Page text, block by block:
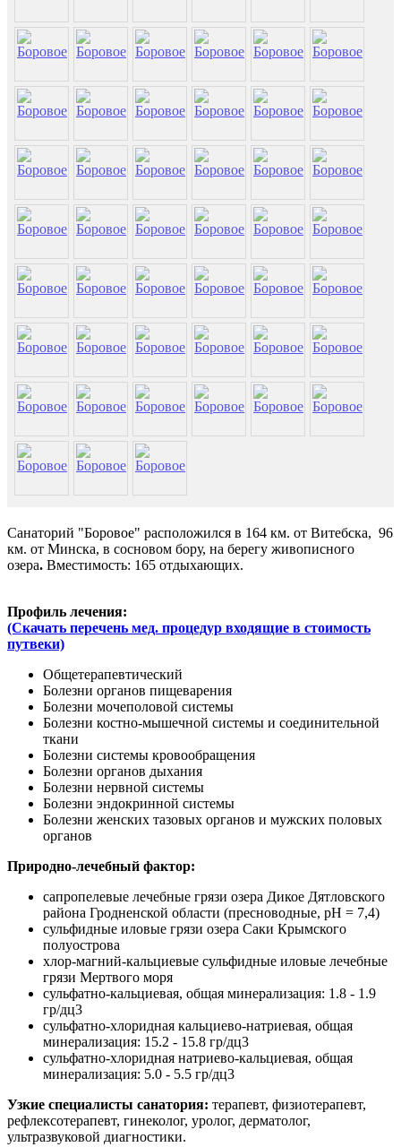
Санаторий "Боровое" расположился в 164 км. от Витебска, 96
км. от Минска, в сосновом бору, на берегу живописного
озера. Вместимость: 165 отдыхающих.
Профиль лечения:
(Скачать перечень мед. процедур входящие в стоимость
путвеки)
Общетерапевтический
Болезни органов пищеварения
Болезни мочеполовой системы
Болезни костно-мышечной системы и соединительной
ткани
Болезни системы кровообращения
Болезни органов дыхания
Болезни нервной системы
Болезни эндокринной системы
Болезни женских тазовых органов и мужских половых
органов
Природно-лечебный фактор:
сапропелевые лечебные грязи озера Дикое Дятловского
района Гродненской области (пресноводные, pH = 7,4)
сульфидные иловые грязи озера Саки Крымского
полуострова
хлор-магний-кальциевые сульфидные иловые лечебные
грязи Мертвого моря
сульфатно-кальциевая, общая минерализация: 1.8 - 1.9
гр/дц3
сульфатно-хлоридная кальциево-натриевая, общая
минерализация: 15.2 - 15.8 гр/дц3
сульфатно-хлоридная натриево-кальциевая, общая
минерализация: 5.0 - 5.5 гр/дц3
Узкие специалисты санатория: терапевт, физиотерапевт,
рефлексотерапевт, гинеколог, уролог, дерматолог,
ультразвуковой диагностики.